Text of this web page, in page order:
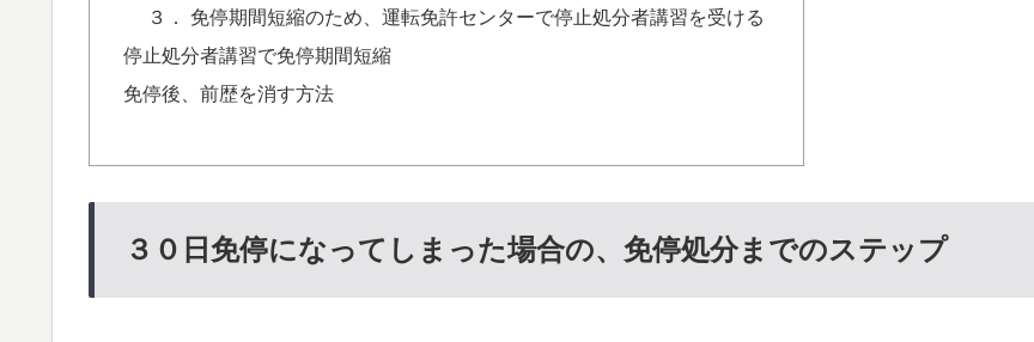
３． 免停期間短縮のため、運転免許センターで停止処分者講習を受ける
停止処分者講習で免停期間短縮
免停後、前歴を消す方法
３０日免停になってしまった場合の、免停処分までのステップ